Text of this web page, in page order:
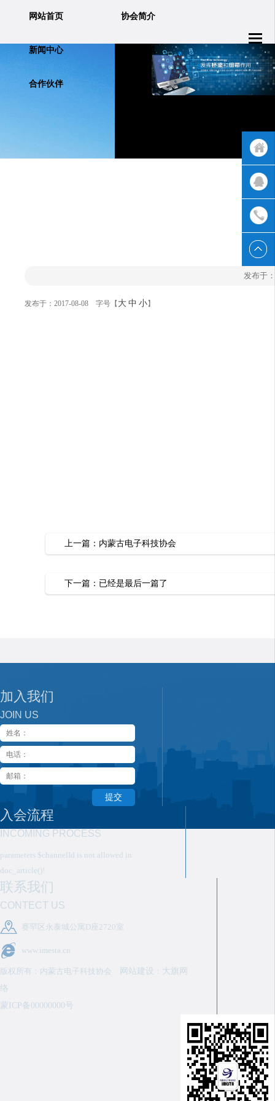
网站首页 协会简介
新闻中心 业务领域
合作伙伴 联系我们
发布于
发布于：2017-08-08 字号【大 中 小】
上一篇： 内蒙古电子科技协会
下一篇： 已经是最后一篇了
加入我们
JOIN US
提交
入会流程
INCOMING PROCESS
parameters $channelId is not allowed in
doc_article()!
联系我们
CONTECT US
赛罕区永泰城公寓D座2720室
www.imesta.cn
版权所有：内蒙古电子科技协会 网站建设 ： 大旗网
络
蒙ICP备00000000号
返回首
页
QQ客服
联系我
们